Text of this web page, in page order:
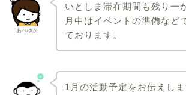
あべゆか
いとしま滞在期間も残り一
月中はイベントの準備など
ております。
1月の活動予定をお伝えしま